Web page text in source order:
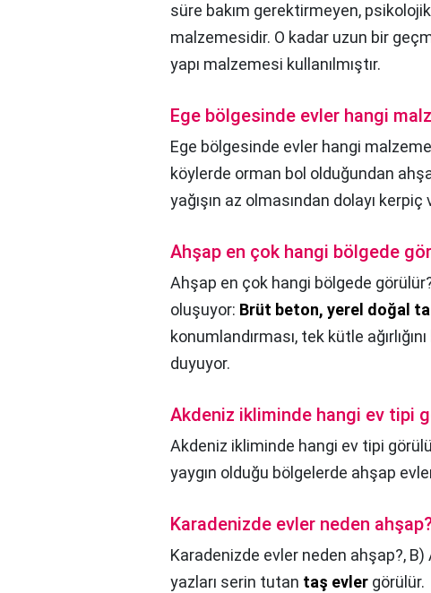
süre bakım gerektirmeyen,
malzemesidir. O kadar uzun bir
yapı malzemesi kullanılmıştır.
Ege bölgesinde evler hangi
Ege bölgesinde evler hangi
köylerde orman bol olduğundan
yağışın az olmasından dolayı kerpiç
Ahşap en çok hangi bölgede
Ahşap en çok hangi bölgede
oluşuyor: Brüt beton, yerel doğal
konumlandırması, tek kütle
duyuyor.
Akdeniz ikliminde hangi ev tipi
Akdeniz ikliminde hangi ev tipi
yaygın olduğu bölgelerde ahşap
Karadenizde evler neden
Karadenizde evler neden ahşap?, B)
yazları serin tutan taş evler görülür.